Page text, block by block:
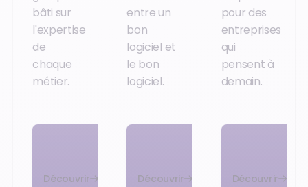
bâti sur
l'expertise
de
chaque
métier.
Découvrir
entre un
bon
logiciel et
le bon
logiciel.
Découvrir
pour des
entreprises
qui
pensent à
demain.
Découvrir